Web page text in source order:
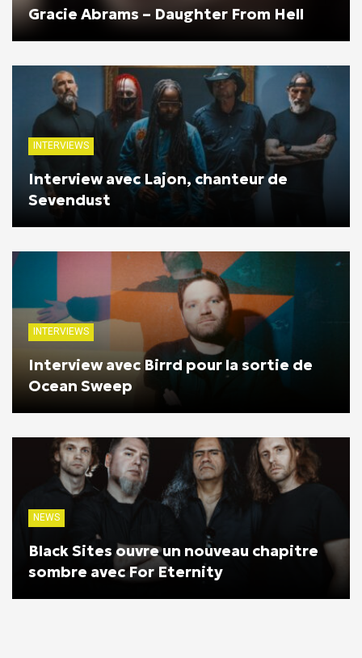
Gracie Abrams – Daughter From Hell
INTERVIEWS
Interview avec Lajon, chanteur de
Sevendust
INTERVIEWS
Interview avec Birrd pour la sortie de
Ocean Sweep
NEWS
Black Sites ouvre un nouveau chapitre
sombre avec For Eternity